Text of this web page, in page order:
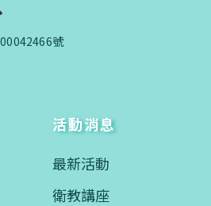
號
活動消息
最新活動
衛教講座